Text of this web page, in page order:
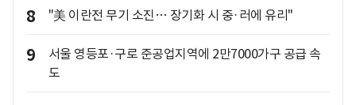
8 "美 이란전 무기 소진… 장기화 시 중·러에 유리"
9
서울 영등포·구로 준공업지역에 2만7000가구 공급 속
도